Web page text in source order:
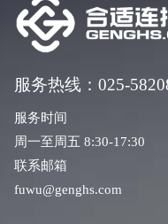
服务热线：025-
服务时间
周一至周五 8:30-17:30
联系邮箱
fuwu@genghs.com